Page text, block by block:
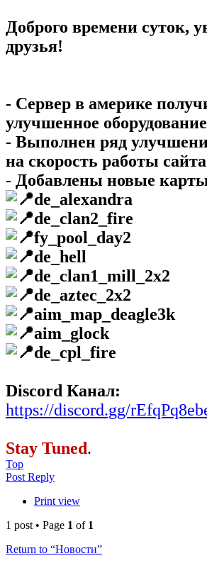
Доброго времени суток,
друзья!
- Сервер в америке
улучшенное
- Выполнен ряд
на скорость работы сайта
- Добавлены новые
de_alexandra
de_clan2_fire
fy_pool_day2
de_hell
de_clan1_mill_2x2
de_aztec_2x2
aim_map_deagle3k
aim_glock
de_cpl_fire
Discord Канал:
https://discord.gg/
Stay Tuned.
Top
Post Reply
Print view
1 post • Page 1 of 1
Return to “Новости”